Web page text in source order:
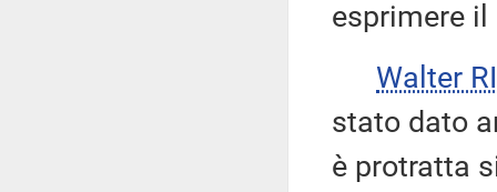
esprimere il
Walter
stato dato
è protratta